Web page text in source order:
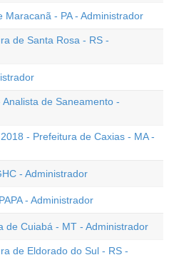
Maracanã - PA - Administrador
de Santa Rosa - RS -
Analista de Saneamento -
- Prefeitura de Caxias - MA -
- Administrador
- Administrador
de Cuiabá - MT - Administrador
de Eldorado do Sul - RS -